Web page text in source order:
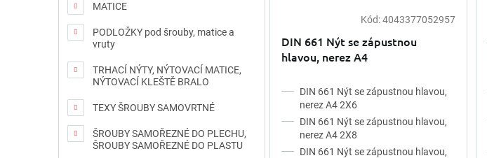
MATICE
PODLOŽKY pod šrouby, matice a
vruty
TRHACÍ NÝTY, NÝTOVACÍ MATICE,
NÝTOVACÍ KLEŠTĚ BRALO
TEXY ŠROUBY SAMOVRTNÉ
ŠROUBY SAMOŘEZNÉ DO PLECHU,
ŠROUBY SAMOŘEZNÉ DO PLASTU
Kód:4043377052957
DIN 661 Nýt se zápustnou
hlavou, nerez A4
DIN 661 Nýt se zápustnou hlavou,
nerez A4 2X6
DIN 661 Nýt se zápustnou hlavou,
nerez A4 2X8
DIN 661 Nýt se zápustnou hlavou,